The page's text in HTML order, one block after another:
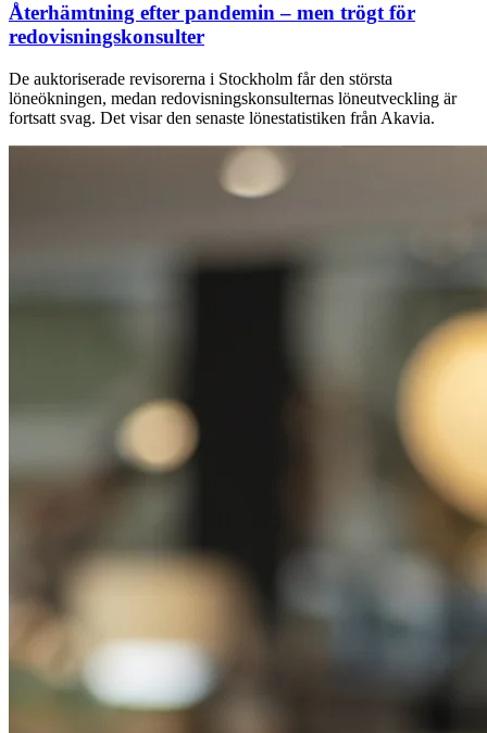
Återhämtning efter pandemin – men trögt för
redovisningskonsulter
De auktoriserade revisorerna i Stockholm får den största
löneökningen, medan redovisningskonsulternas löneutveckling är
fortsatt svag. Det visar den senaste lönestatistiken från Akavia.